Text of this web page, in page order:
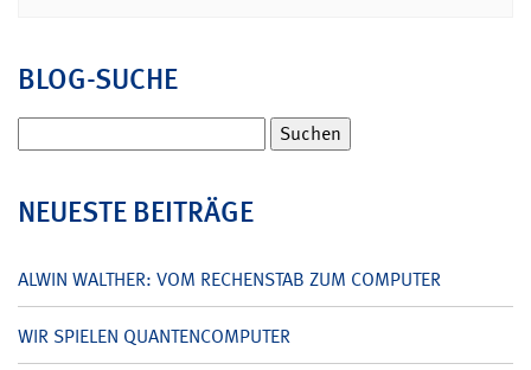
BLOG-SUCHE
nach:
NEUESTE BEITRÄGE
ALWIN WALTHER: VOM RECHENSTAB ZUM COMPUTER
WIR SPIELEN QUANTENCOMPUTER